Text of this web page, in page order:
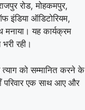
रोड, मोहकमपुर,
इंडिया ऑडिटोरियम,
यह कार्यक्रम
रही।
को सम्मानित करने के
परिवार एक साथ आए और